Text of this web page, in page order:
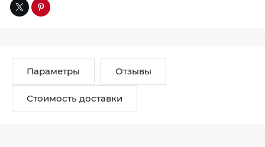
Параметры Отзывы
Стоимость доставки